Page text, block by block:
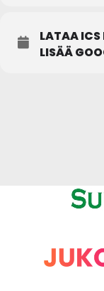
LATAA ICS
LISÄÄ